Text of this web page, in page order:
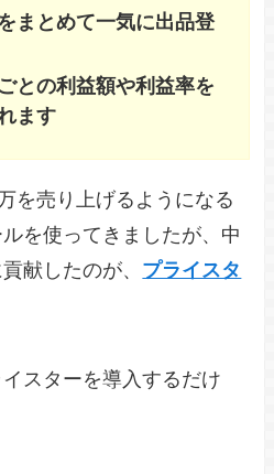
まとめて一気に出品登
との利益額や利益率を
ます
を売り上げるようになる
を使ってきましたが、中
献したのが、 プライスタ
スターを導入するだけ